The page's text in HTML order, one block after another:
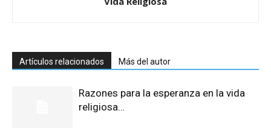
Artículos relacionados Más del autor
Razones para la esperanza en la vida
religiosa…